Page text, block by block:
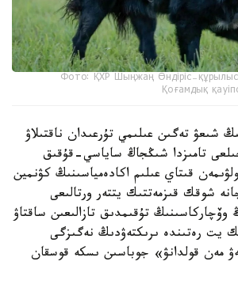
Фото: ҚХР Шыңжаң Өндіріс-
Қоғамдық
شىعۋ تەگىن عىلىمي تۇرعىدان ناقتىلاۋ
2025 -جىلعى تامىزدا شىڭجاڭ ساياسي-قۇقىق
قىتاي عىلىم اكادەمياسىنىڭ كۋنمين
شوقك قىزمەتتىك يتتەر ورتالىعى
تۇقىمدىق تازالىعىن ساقتاۋ
يت رەتىندە ىرىكتەۋدىڭ نەگىزگى
مەن قولدانۋ» جوباسىن ىسكە قوسقان